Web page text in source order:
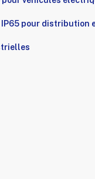
pour distribution